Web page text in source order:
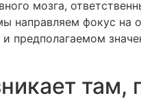
мозга,
фокус на
там,